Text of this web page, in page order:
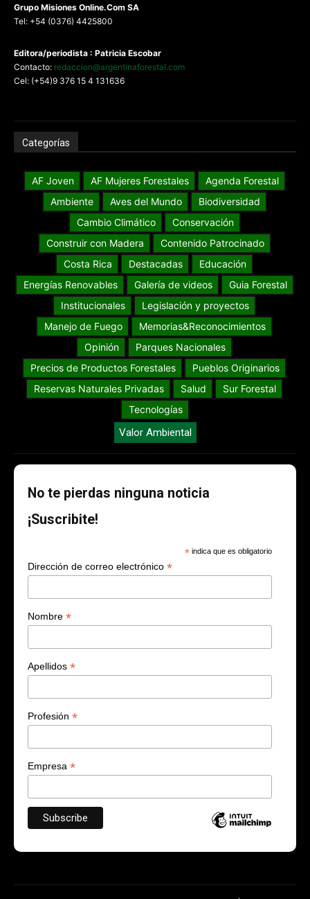
Grupo Misiones Online.Com SA
Tel: +54 (0376) 4425800
Editora/periodista : Patricia Escobar
Contacto: redaccion@argentinaforestal.com
Cel: (+54)9 376 15 4 131636
Categorías
AF Joven AF Mujeres Forestales
Agenda Forestal
Ambiente
Aves del Mundo
Biodiversidad
Cambio Climático
Conservación
Construir con Madera
Contenido Patrocinado
Costa Rica
Destacadas
Educación
Energías Renovables
Galería de videos
Guia Forestal
Institucionales
Legislación y proyectos
Manejo de Fuego
Memorias&Reconocimientos
Opinión
Parques Nacionales
Precios de Productos Forestales
Pueblos Originarios
Reservas Naturales Privadas
Salud
Sur Forestal
Tecnologías
Valor Ambiental
No te pierdas ninguna noticia
¡Suscribite!
* indica que es obligatorio
Dirección de correo electrónico *
Nombre *
Apellidos *
Profesión *
Empresa *